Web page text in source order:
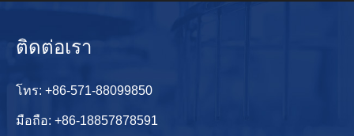
ติดต่อเรา
โทร: +86-571-88099850
มือถือ: +86-18857878591